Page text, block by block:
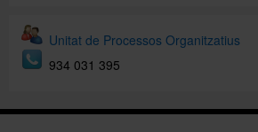
Unitat de Processos Organitzatius
934 031 395